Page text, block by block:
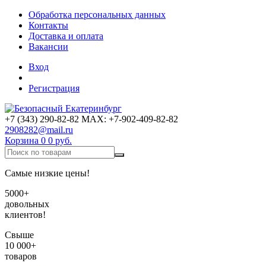
Обработка персональных данных
Контакты
Доставка и оплата
Вакансии
Вход
Регистрация
+7 (343) 290-82-82 MAX: +7-902-409-82-82
2908282@mail.ru
Корзина 0 0 руб.
Самые низкие цены!
5000+
довольных
клиентов!
Свыше
10 000+
товаров